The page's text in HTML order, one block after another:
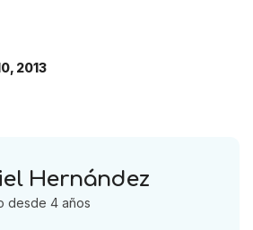
2013
Hernández
desde 4 años